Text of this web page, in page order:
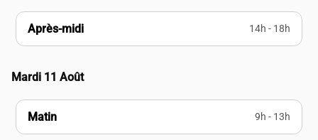
Après-midi 14h - 18h
Mardi 11 Août
Matin 9h - 13h